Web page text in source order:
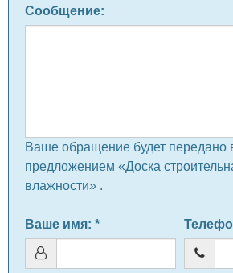
Сообщение:
Ваше обращение будет передано
предложением «Доска
влажности» .
Ваше имя: *